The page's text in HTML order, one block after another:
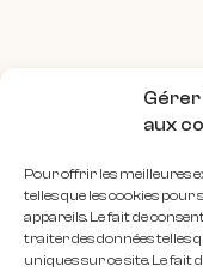
aux
Pour offrir les meilleures
telles que les cookies
appareils. Le fait de
traiter des données telles
uniques sur ce site. Le fait